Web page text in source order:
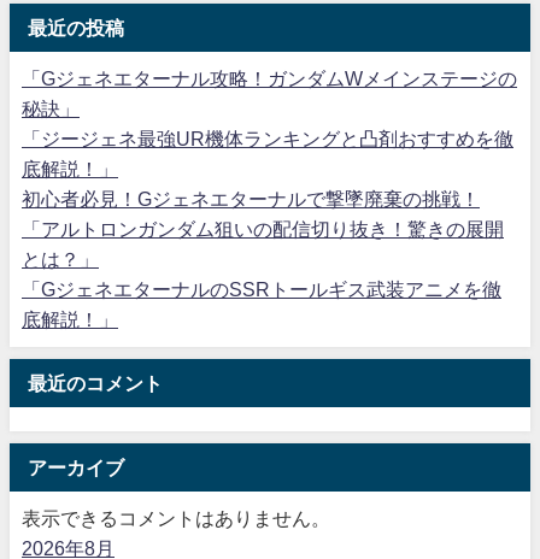
最近の投稿
「Gジェネエターナル攻略！ガンダムWメインステージの
秘訣」
「ジージェネ最強UR機体ランキングと凸剤おすすめを徹
底解説！」
初心者必見！Gジェネエターナルで撃墜廃棄の挑戦！
「アルトロンガンダム狙いの配信切り抜き！驚きの展開
とは？」
「GジェネエターナルのSSRトールギス武装アニメを徹
底解説！」
最近のコメント
アーカイブ
表示できるコメントはありません。
2026年8月